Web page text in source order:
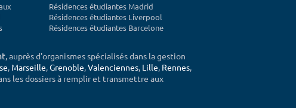
Résidences étudiantes Madrid
Résidences étudiantes Liverpool
Résidences étudiantes Barcelone
, auprès d'organismes spécialisés dans la gestion
, Marseille,Grenoble,Valenciennes, Lille, Rennes,
les dossiers à remplir et transmettre aux